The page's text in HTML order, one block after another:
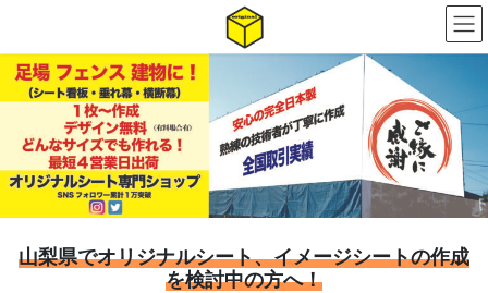
テ
ン
ツ
キ
ッ
プ
ゲ
ー
シ
に
移
動
山梨県でオリジナルシート、イメージシートの作成
を検討中の方へ！